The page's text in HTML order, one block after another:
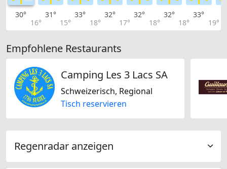
30°
16°
31°
15°
33°
18°
32°
17°
32°
18°
32°
18°
33°
19°
Empfohlene Restaurants
Camping Les 3 Lacs SA
Schweizerisch, Regional
Tisch reservieren
Regenradar anzeigen